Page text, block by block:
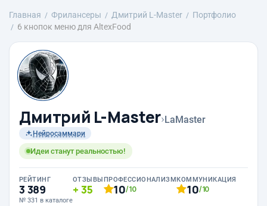
Главная Фрилансеры Дмитрий L-Master
Портфолио
6 кнопок меню для AltexFood
Дмитрий L-Master›LaMaster
Нейросаммари
Идеи станут реальностью!
РЕЙТИНГ
3 389
№ 331 в каталоге
ОТЗЫВЫ
35
ПРОФЕССИОНАЛИЗМ
10/10
КОММУНИКАЦИЯ
10/10